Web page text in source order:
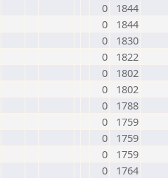
0
1844
0
1844
0
1830
0
1822
0
1802
0
1802
0
1788
0
1759
0
1759
0
1759
0
1764